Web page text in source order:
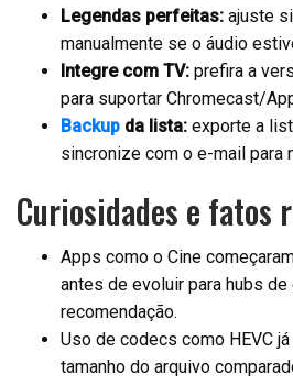
Legendas perfeitas: ajuste
manualmente se o áudio
Integre com TV: prefira a
para suportar Chromecast/
Backup da lista: exporte a
sincronize com o e-mail para
Curiosidades e fatos
Apps como o Cine
antes de evoluir para hubs
recomendação.
Uso de codecs como HEVC
tamanho do arquivo